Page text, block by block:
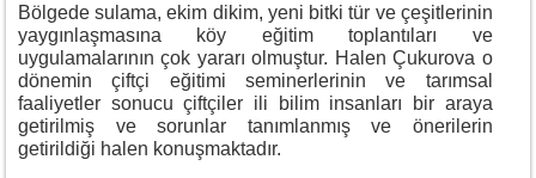
Bölgede sulama, ekim dikim, yeni bitki tür ve çeşitlerinin
yaygınlaşmasına köy eğitim toplantıları ve
uygulamalarının çok yararı olmuştur. Halen Çukurova o
dönemin çiftçi eğitimi seminerlerinin ve tarımsal
faaliyetler sonucu çiftçiler ili bilim insanları bir araya
getirilmiş ve sorunlar tanımlanmış ve önerilerin
getirildiği halen konuşmaktadır.